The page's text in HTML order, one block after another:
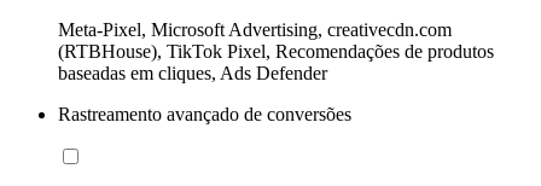
Meta-Pixel, Microsoft Advertising, creativecdn.com
(RTBHouse), TikTok Pixel, Recomendações de produtos
baseadas em cliques, Ads Defender
Rastreamento avançado de conversões